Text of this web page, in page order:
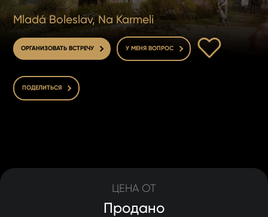
Mladá Boleslav, Na Karmeli
ОРГАНИЗОВАТЬ ВСТРЕЧУ У МЕНЯ ВОПРОС
ПОДЕЛИТЬСЯ
ЦЕНА ОТ
Продано